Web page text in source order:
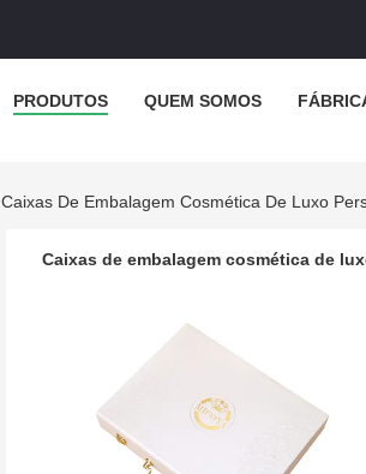
PRODUTOS QUEM SOMOS
Caixas De Embalagem Cosmética De Luxo
Caixas de embalagem cosmética de